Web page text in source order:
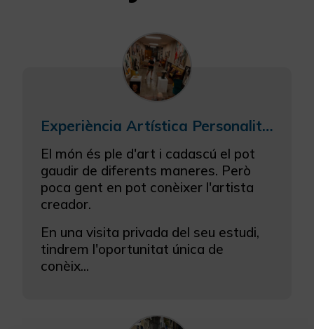
Experiència Artística Personalitzada amb Jesús Arrúe "El pintor de les mirades"
El món és ple d'art i cadascú el pot
gaudir de diferents maneres. Però
poca gent en pot conèixer l'artista
creador.
En una visita privada del seu estudi,
tindrem l'oportunitat única de
conèix...